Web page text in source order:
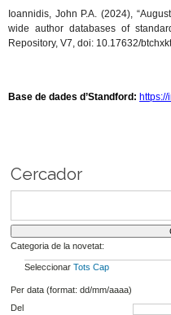
Ioannidis, John P.A. (2024),
wide author databases of
Repository, V7, doi: 10.17632/
Base de dades d’Standford:https://
Cercador
Categoria de la novetat:
Seleccionar Tots Cap
Per data (format: dd/mm/aaaa)
Del